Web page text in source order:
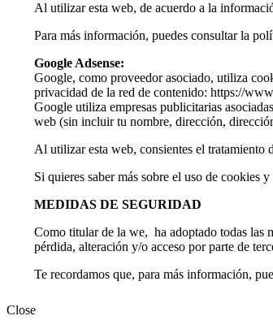
Al utilizar esta web, de acuerdo a la
Para más información, puedes consultar la
Google Adsense:
Google, como proveedor asociado, utiliza
privacidad de la red de contenido: https://
Google utiliza empresas publicitarias
web (sin incluir tu nombre, dirección,
Al utilizar esta web, consientes el tratamiento
Si quieres saber más sobre el uso de
MEDIDAS DE SEGURIDAD
Como titular de la we, ha adoptado todas las
pérdida, alteración y/o acceso por parte de
Te recordamos que, para más información,
Close